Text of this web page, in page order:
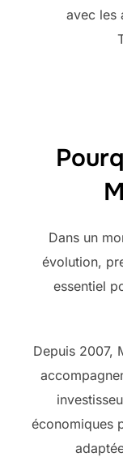
avec les
Dans un
évolution,
essentiel
Depuis 2007,
économiques